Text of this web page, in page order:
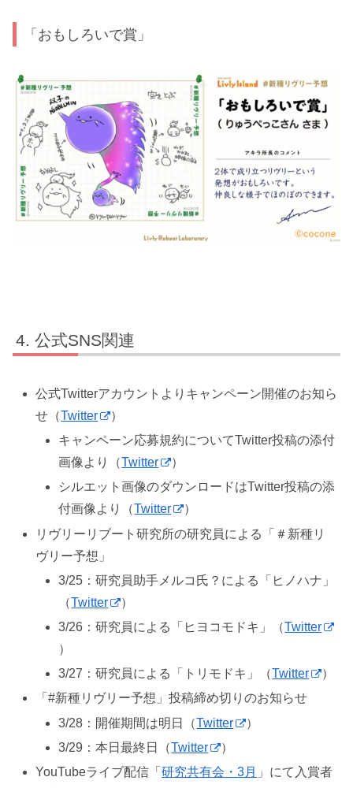
「おもしろいで賞」
公式SNS関連
公式Twitterアカウントよりキャンペーン開催のお知ら
せ（Twitter
）
キャンペーン応募規約についてTwitter投稿の添付
画像より（Twitter
）
シルエット画像のダウンロードはTwitter投稿の添
付画像より（Twitter
）
リヴリーリブート研究所の研究員による「＃新種リ
ヴリー予想」
3/25：研究員助手メルコ氏？による「ヒノハナ」
（Twitter
）
3/26：研究員による「ヒヨコモドキ」（Twitter
）
3/27：研究員による「トリモドキ」（Twitter
）
「#新種リヴリー予想」投稿締め切りのお知らせ
3/28：開催期間は明日（Twitter
）
3/29：本日最終日（Twitter
）
YouTubeライブ配信「研究共有会・3月 」にて入賞者